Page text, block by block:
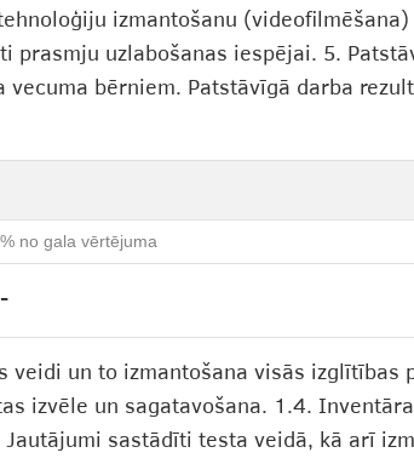
izmantošanu
prasmju uzlabošanas iespējai. 5.
vecuma bērniem. Patstāvīgā darba
% no gala vērtējuma
-
veidi un to izmantošana visās izglītības
izvēle un sagatavošana. 1.4.
sastādīti testa veidā, kā arī